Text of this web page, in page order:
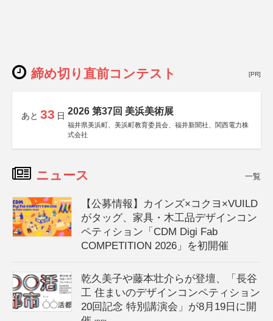
締め切り直前コンテスト [PR]
あと 33 日 2026 第37回 美浜美術展
福井県美浜町、美浜町教育委員会、福井新聞社、関西電力株
式会社
ニュース 一覧
【公募情報】カインズ×コクヨ×VUILD
がタッグ、家具・木工品デザインコン
ペティション「CDM Digi Fab
COMPETITION 2026」を初開催
乾久美子や藤本壮介らが登壇、「長谷
工 住まいのデザインコンペティション
20回記念 特別講演会」が8月19日に開